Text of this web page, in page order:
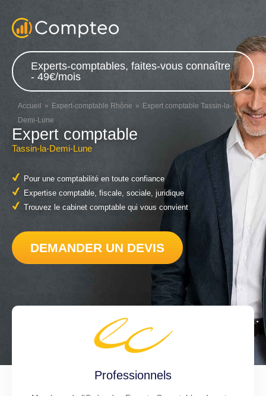
Experts-comptables, faites-vous connaître
- 49€/mois
Accueil Expert-comptable Rhône
Expert comptable Tassin-la-
Demi-Lune
Expert comptable
Tassin-la-Demi-Lune
Pour une comptabilité en toute confiance
Expertise comptable, fiscale, sociale, juridique
Trouvez le cabinet comptable qui vous convient
DEMANDER UN DEVIS
Professionnels